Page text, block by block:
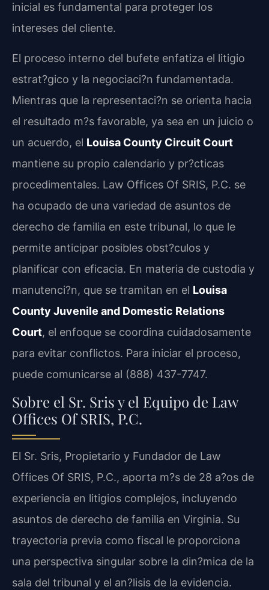
inicial es fundamental para proteger los
intereses del cliente.
El proceso interno del bufete enfatiza el litigio
estrat?gico y la negociaci?n fundamentada.
Mientras que la representaci?n se orienta hacia
el resultado m?s favorable, ya sea en un juicio o
un acuerdo, el Louisa County Circuit Court
mantiene su propio calendario y pr?cticas
procedimentales. Law Offices Of SRIS, P.C. se
ha ocupado de una variedad de asuntos de
derecho de familia en este tribunal, lo que le
permite anticipar posibles obst?culos y
planificar con eficacia. En materia de custodia y
manutenci?n, que se tramitan en el Louisa
County Juvenile and Domestic Relations
Court, el enfoque se coordina cuidadosamente
para evitar conflictos. Para iniciar el proceso,
puede comunicarse al (888) 437-7747.
Sobre el Sr. Sris y el Equipo de Law
Offices Of SRIS, P.C.
El Sr. Sris, Propietario y Fundador de Law
Offices Of SRIS, P.C., aporta m?s de 28 a?os de
experiencia en litigios complejos, incluyendo
asuntos de derecho de familia en Virginia. Su
trayectoria previa como fiscal le proporciona
una perspectiva singular sobre la din?mica de la
sala del tribunal y el an?lisis de la evidencia.